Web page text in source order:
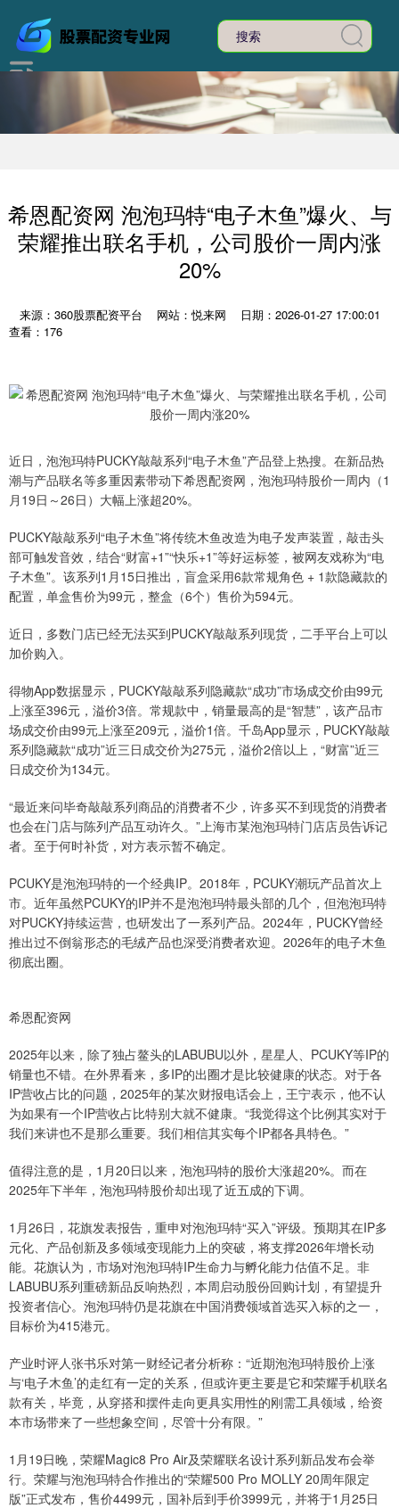
希恩配资网 泡泡玛特“电子木鱼”爆火、与
荣耀推出联名手机，公司股价一周内涨
20%
来源：360股票配资平台 网站：悦来网
日期：2026-01-27 17:00:01
查看：176
近日，泡泡玛特PUCKY敲敲系列“电子木鱼”产品登上热搜。在新品热
潮与产品联名等多重因素带动下希恩配资网，泡泡玛特股价一周内（1
月19日～26日）大幅上涨超20%。
PUCKY敲敲系列“电子木鱼”将传统木鱼改造为电子发声装置，敲击头
部可触发音效，结合“财富+1”“快乐+1”等好运标签，被网友戏称为“电
子木鱼”。该系列1月15日推出，盲盒采用6款常规角色 + 1款隐藏款的
配置，单盒售价为99元，整盒（6个）售价为594元。
近日，多数门店已经无法买到PUCKY敲敲系列现货，二手平台上可以
加价购入。
得物App数据显示，PUCKY敲敲系列隐藏款“成功”市场成交价由99元
上涨至396元，溢价3倍。常规款中，销量最高的是“智慧”，该产品市
场成交价由99元上涨至209元，溢价1倍。千岛App显示，PUCKY敲敲
系列隐藏款“成功”近三日成交价为275元，溢价2倍以上，“财富”近三
日成交价为134元。
“最近来问毕奇敲敲系列商品的消费者不少，许多买不到现货的消费者
也会在门店与陈列产品互动许久。”上海市某泡泡玛特门店店员告诉记
者。至于何时补货，对方表示暂不确定。
PCUKY是泡泡玛特的一个经典IP。2018年，PCUKY潮玩产品首次上
市。近年虽然PCUKY的IP并不是泡泡玛特最头部的几个，但泡泡玛特
对PUCKY持续运营，也研发出了一系列产品。2024年，PUCKY曾经
推出过不倒翁形态的毛绒产品也深受消费者欢迎。2026年的电子木鱼
彻底出圈。
希恩配资网
2025年以来，除了独占鳌头的LABUBU以外，星星人、PCUKY等IP的
销量也不错。在外界看来，多IP的出圈才是比较健康的状态。对于各
IP营收占比的问题，2025年的某次财报电话会上，王宁表示，他不认
为如果有一个IP营收占比特别大就不健康。“我觉得这个比例其实对于
我们来讲也不是那么重要。我们相信其实每个IP都各具特色。”
值得注意的是，1月20日以来，泡泡玛特的股价大涨超20%。而在
2025年下半年，泡泡玛特股价却出现了近五成的下调。
1月26日，花旗发表报告，重申对泡泡玛特“买入”评级。预期其在IP多
元化、产品创新及多领域变现能力上的突破，将支撑2026年增长动
能。花旗认为，市场对泡泡玛特IP生命力与孵化能力估值不足。非
LABUBU系列重磅新品反响热烈，本周启动股份回购计划，有望提升
投资者信心。泡泡玛特仍是花旗在中国消费领域首选买入标的之一，
目标价为415港元。
产业时评人张书乐对第一财经记者分析称：“近期泡泡玛特股价上涨
与‘电子木鱼’的走红有一定的关系，但或许更主要是它和荣耀手机联名
款有关，毕竟，从穿搭和摆件走向更具实用性的刚需工具领域，给资
本市场带来了一些想象空间，尽管十分有限。”
1月19日晚，荣耀Magic8 Pro Air及荣耀联名设计系列新品发布会举
行。荣耀与泡泡玛特合作推出的“荣耀500 Pro MOLLY 20周年限定
版”正式发布，售价4499元，国补后到手价3999元，并将于1月25日